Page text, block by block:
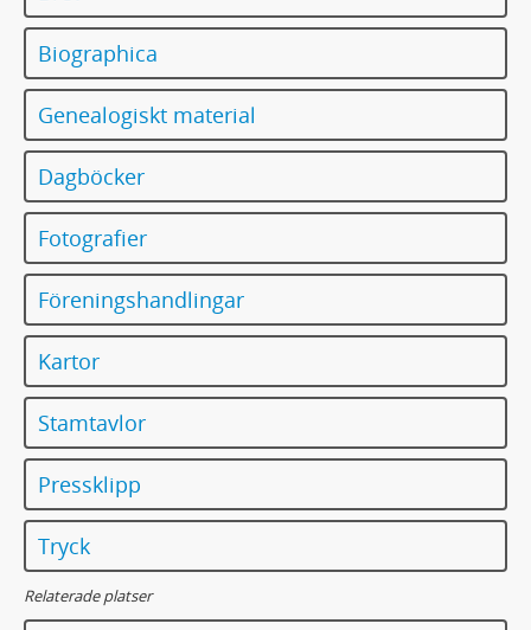
Biographica
Genealogiskt material
Dagböcker
Fotografier
Föreningshandlingar
Kartor
Stamtavlor
Pressklipp
Tryck
Relaterade platser